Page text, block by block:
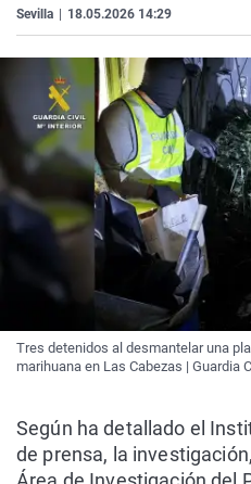
Sevilla 18.05.2026 14:29
Tres detenidos al desmantelar una
marihuana en Las Cabezas | Guardia
Según ha detallado el
de prensa, la